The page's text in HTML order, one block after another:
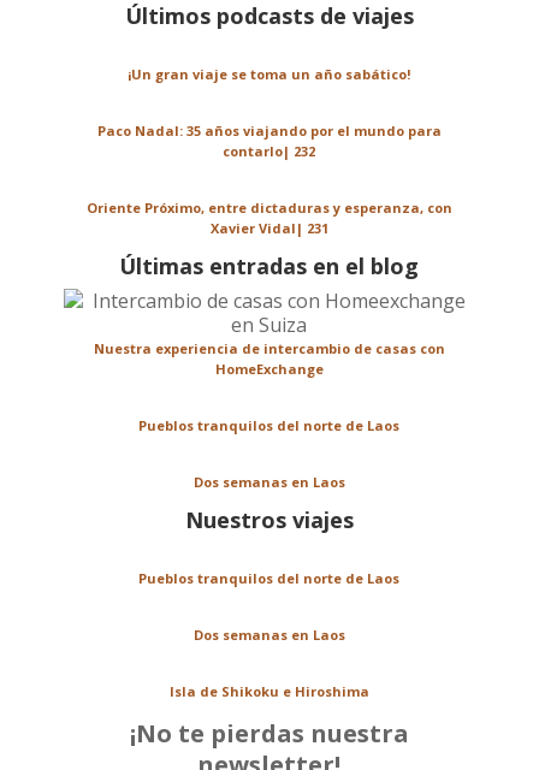
Últimos podcasts de viajes
¡Un gran viaje se toma un año sabático!
Paco Nadal: 35 años viajando por el mundo para
contarlo| 232
Oriente Próximo, entre dictaduras y esperanza, con
Xavier Vidal| 231
Últimas entradas en el blog
Nuestra experiencia de intercambio de casas con
HomeExchange
Pueblos tranquilos del norte de Laos
Dos semanas en Laos
Nuestros viajes
Pueblos tranquilos del norte de Laos
Dos semanas en Laos
Isla de Shikoku e Hiroshima
¡No te pierdas nuestra